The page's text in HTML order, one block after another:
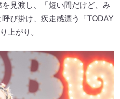
見渡し、「短い間だけど、み
び掛け、疾走感漂う「TODAY
上がり。